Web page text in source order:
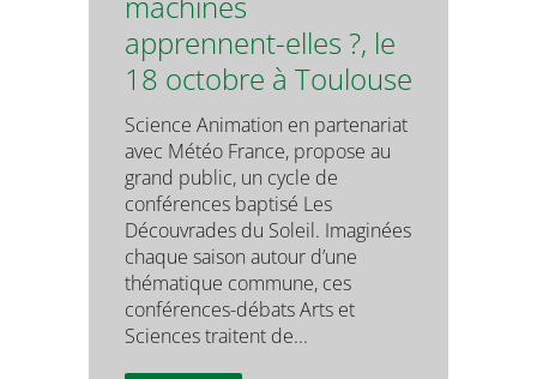
apprennent-elles ?, le
18 octobre à Toulouse
Science Animation en partenariat
avec Météo France, propose au
grand public, un cycle de
conférences baptisé Les
Découvrades du Soleil. Imaginées
chaque saison autour d’une
thématique commune, ces
conférences-débats Arts et
Sciences traitent de...